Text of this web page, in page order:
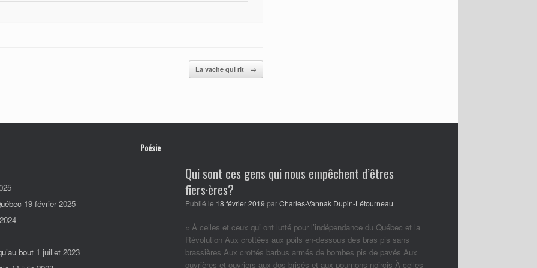
La vache qui rit →
19 février 2025
bout 1 juillet 2023
Poésie
Qui sont ces gens qui nous empêchent d’êtres
fiers·ères?
Publié le 18 février 2019 parCharles-Vannak Dupin-Létourneau
« À celles et ceux qui ont lutté pour l’indépendance du Québec et la
Révolution Aux crottées aux poils en-dessous des bras pis sans
brassières Aux crottés barbus armés de bombes pis de pavés Aux
ouvrières et ouvriers aux dos brisés et aux poumons noircis À celles